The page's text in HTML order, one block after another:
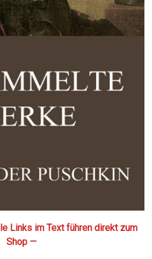
Links im Text führen direkt zum
Shop —